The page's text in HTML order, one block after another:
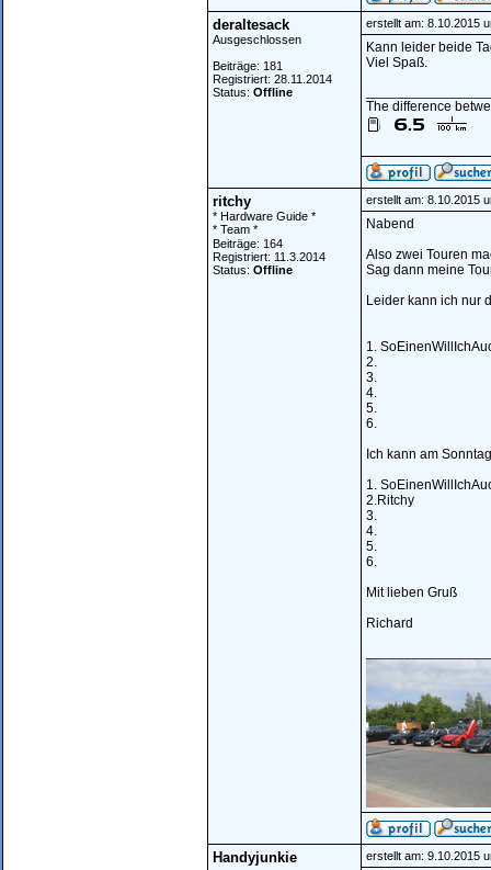
deraltesack
Ausgeschlossen
Beiträge: 181
Registriert: 28.11.2014
Status: Offline
erstellt am: 8.10.2015
Kann leider beide
Viel Spaß.
The difference
ritchy
* Hardware Guide *
* Team *
Beiträge: 164
Registriert: 11.3.2014
Status: Offline
erstellt am: 8.10.2015
Nabend
Also zwei Touren
Sag dann meine
Leider kann ich nur
1.
2.
3.
4.
5.
6.
Ich kann am
1.
2.Ritchy
3.
4.
5.
6.
Mit lieben Gruß
Richard
Handyjunkie erstellt am: 9.10.2015